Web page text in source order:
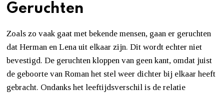
Geruchten
Zoals zo vaak gaat met bekende mensen, gaan er geruchten
dat Herman en Lena uit elkaar zijn. Dit wordt echter niet
bevestigd. De geruchten kloppen van geen kant, omdat juist
de geboorte van Roman het stel weer dichter bij elkaar heeft
gebracht. Ondanks het leeftijdsverschil is de relatie